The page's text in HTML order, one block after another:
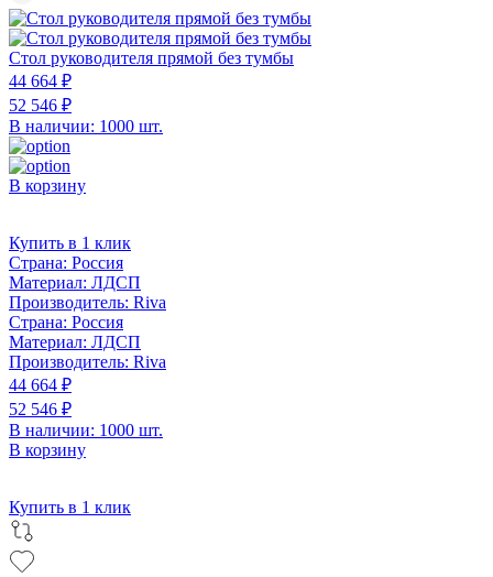
Стол руководителя прямой без тумбы
44 664 ₽
52 546 ₽
В наличии: 1000 шт.
В корзину
Купить в 1 клик
Страна: Россия
Материал: ЛДСП
Производитель: Riva
Страна: Россия
Материал: ЛДСП
Производитель: Riva
44 664 ₽
52 546 ₽
В наличии: 1000 шт.
В корзину
Купить в 1 клик